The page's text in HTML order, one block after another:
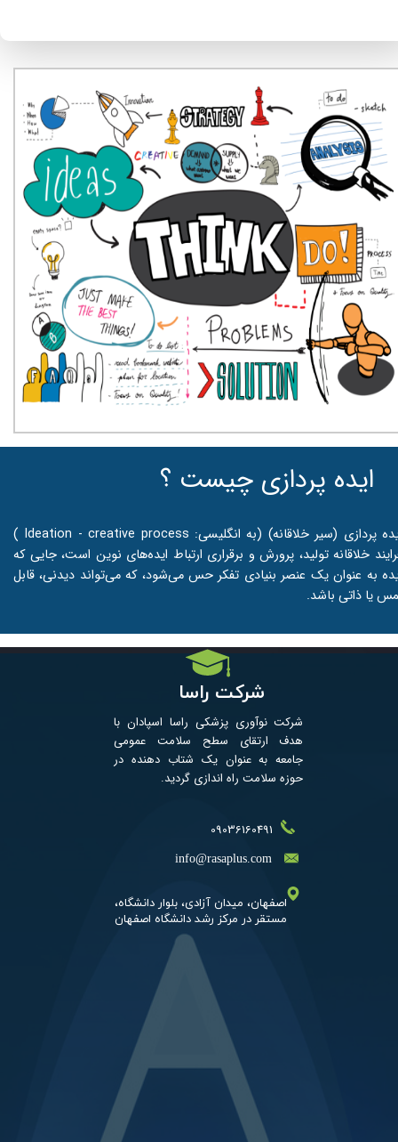
ایده پردازی چیست ؟
ایده پردازی (سیر خلاقانه) (به انگلیسی: Ideation - creative process )
خلاقانه تولید، پرورش و برقراری ارتباط ایده‌های نوین است، جایی که
به عنوان یک عنصر بنیادی تفکر حس می‌شود، که می‌تواند دیدنی، قابل
یا ذاتی باشد.
09036160491
​info@rasaplus.com
شرکت راسا
شرکت نوآوری پزشکی راسا اسپادان با
هدف ارتقای سطح سلامت عمومی
جامعه به عنوان یک شتاب­ دهنده در
حوزه سلامت راه اندازی گردید. ​​​